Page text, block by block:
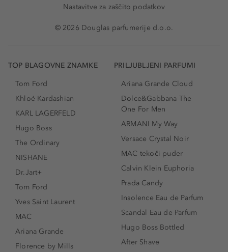
Nastavitve za zaščito podatkov
© 2026 Douglas parfumerije d.o.o.
TOP BLAGOVNE ZNAMKE
Tom Ford
Khloé Kardashian
KARL LAGERFELD
Hugo Boss
The Ordinary
NISHANE
Dr.Jart+
Tom Ford
Yves Saint Laurent
MAC
Ariana Grande
Florence by Mills
PRILJUBLJENI PARFUMI
Ariana Grande Cloud
Dolce&Gabbana The
One For Men
ARMANI My Way
Versace Crystal Noir
MAC tekoči puder
Calvin Klein Euphoria
Prada Candy
Insolence Eau de Parfum
Scandal Eau de Parfum
Hugo Boss Bottled
After Shave